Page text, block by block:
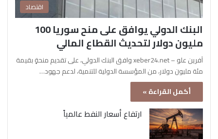
اقتصاد
البنك الدولي يوافق على منح سوريا 100
مليون دولار لتحديث القطاع المالي
آفرين علو – xeber24.net وافق البنك الدولي، على تقديم منحةٍ بقيمة
مئة مليون دولار، من المؤسسة الدولية للتنمية، لدعم جهود…
أكمل القراءة »
ارتفاع أسعار النفط عالمياً